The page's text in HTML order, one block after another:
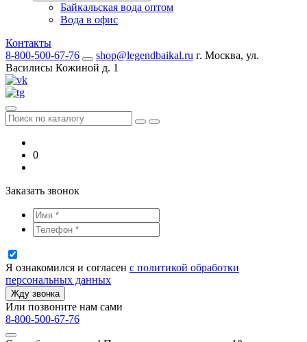
Байкальская вода оптом
Вода в офис
Контакты
8-800-500-67-76
shop@legendbaikal.ru г. Москва, ул.
Василисы Кожиной д. 1
0
Заказать звонок
Я ознакомился и согласен с политикой обработки
персональных данных
Жду звонка
Или позвоните нам сами
8-800-500-67-76